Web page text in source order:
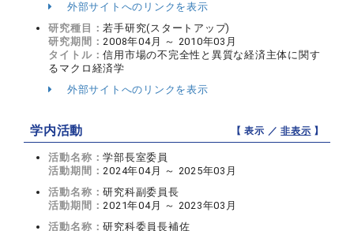
外部サイトへのリンクを表示
研究種目：若手研究(スタートアップ)
研究期間：2008年04月 ～ 2010年03月
タイトル：信用市場の不完全性と異質な経済主体に関す
るマクロ経済学
外部サイトへのリンクを表示
学内活動 【 表示 ／非表示 】
活動名称：学部長室委員
活動期間：2024年04月 ～ 2025年03月
活動名称：研究科副委員長
活動期間：2021年04月 ～ 2023年03月
活動名称：研究科委員長補佐